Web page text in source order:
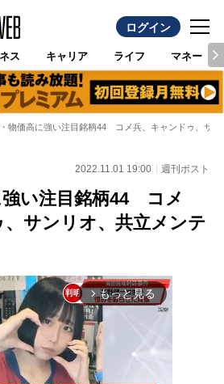
ログイン
ス キャリア ライフ マネー
物価高に強い注目銘柄44 コメ兵、キャンドゥ、サ
2022.11.01 19:00 週刊ポスト
強い注目銘柄44 コメ
サンリオ、共立メンテ
arrow_forward_ios もっと見る